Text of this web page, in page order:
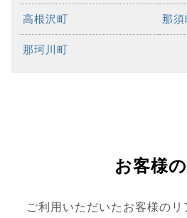
高根沢町 那須
那珂川町
お客様
ご利用いただいたお客様のリ